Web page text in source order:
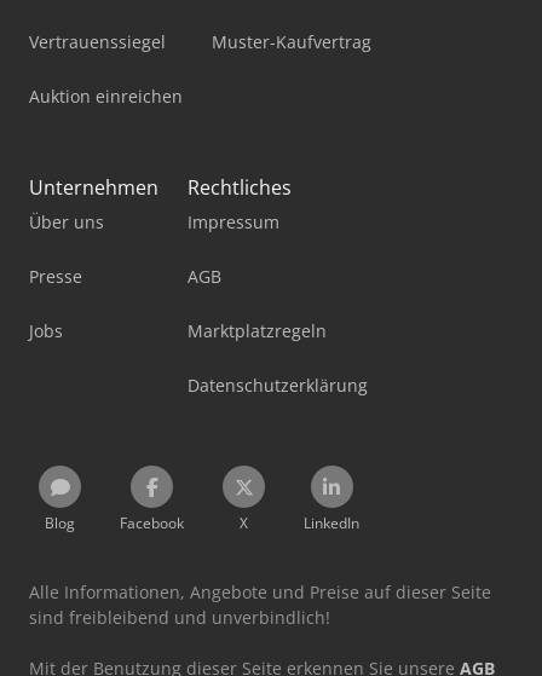
Vertrauenssiegel
Auktion einreichen
Muster-Kaufvertrag
Unternehmen
Über uns
Presse
Jobs
Rechtliches
Impressum
AGB
Marktplatzregeln
Datenschutzerklärung
Blog Facebook X LinkedIn
Alle Informationen, Angebote und Preise auf dieser Seite
sind freibleibend und unverbindlich!
Mit der Benutzung dieser Seite erkennen Sie unsere AGB